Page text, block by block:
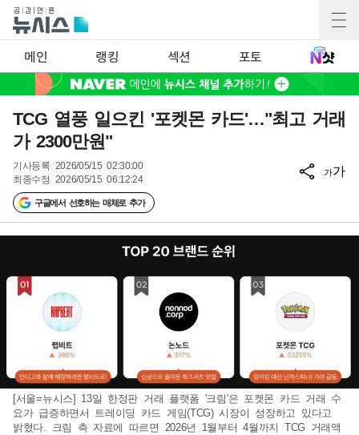
메인 랭킹 섹션 포토
TCG 열풍 일으킨 '포켓몬 카드'…"최고 거래
가 2300만원"
기사등록 2026/05/15 02:30:00
최종수정 2026/05/15 06:12:24
구글에서 선호하는 매체로 추가
가가
[서울=뉴시스] 13일 한정판 거래 플랫폼 '크림'은 포켓몬 카드 거래 수
요가 급증하면서 트레이딩 카드 게임(TCG) 시장이 성장하고 있다고
밝혔다. 크림 측 자료에 따르면 2026년 1월부터 4월까지 TCG 거래액